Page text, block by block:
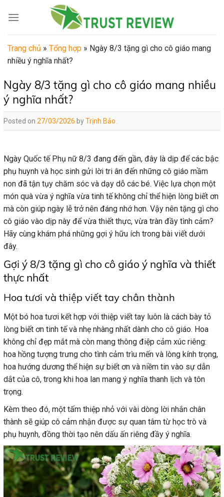
Trang chủ » Tổng hợp » Ngày 8/3 tặng gì cho cô giáo mang
nhiều ý nghĩa nhất?
Ngày 8/3 tặng gì cho cô giáo mang nhiều
ý nghĩa nhất?
Posted on 27/03/2026 byTrịnh Bảo
Ngày Quốc tế Phụ nữ 8/3 đang đến gần, đây là dịp để các bậc
phụ huynh và học sinh gửi lời tri ân đến những cô giáo mầm
non đã tận tụy chăm sóc và dạy dỗ các bé. Việc lựa chọn một
món quà vừa ý nghĩa vừa tinh tế không chỉ thể hiện lòng biết ơn
mà còn giúp ngày lễ trở nên đáng nhớ hơn. Vậy nên tặng gì cho
cô giáo vào dịp này để vừa thiết thực, vừa tràn đầy tình cảm?
Hãy cùng khám phá những gợi ý hữu ích trong bài viết dưới
đây.
Gợi ý 8/3 tặng gì cho cô giáo ý nghĩa và thiết
thực nhất
Hoa tươi và thiệp viết tay chân thành
Một bó hoa tươi kết hợp với thiệp viết tay luôn là cách bày tỏ
lòng biết ơn tinh tế và nhẹ nhàng nhất dành cho cô giáo. Hoa
không chỉ đẹp mắt mà còn mang thông điệp cảm xúc riêng:
hoa hồng tượng trưng cho tình cảm trìu mến và lòng kính trọng,
hoa hướng dương thể hiện sự biết ơn và niềm tin vào sự dẫn
dắt của cô, trong khi hoa lan mang ý nghĩa thanh lịch và tôn
trọng.
Kèm theo đó, một tấm thiệp nhỏ với vài dòng lời nhắn chân
thành sẽ giúp cô cảm nhận được sự quan tâm từ học trò và
phụ huynh, đồng thời tạo nên dấu ấn riêng đầy ý nghĩa.